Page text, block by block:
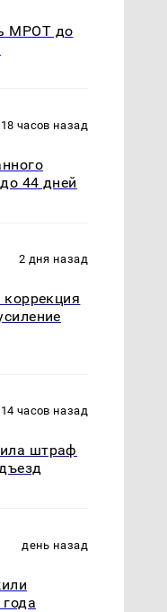
МРОТ до
18 часов назад
44 дней
2 дня назад
14 часов назад
штраф
день назад